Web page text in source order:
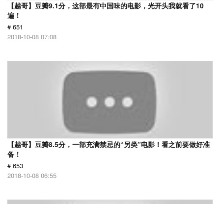
【越哥】豆瓣9.1分，这部最有中国味的电影，光开头我就看了10
遍！
# 651
2018-10-08 07:08
【越哥】豆瓣8.5分，一部充满禁忌的“另类”电影！看之前要做好准
备！
# 653
2018-10-08 06:55